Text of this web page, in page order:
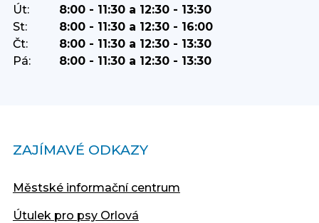
Út:
8:00 - 11:30 a 12:30 - 13:30
St:
8:00 - 11:30 a 12:30 - 16:00
Čt:
8:00 - 11:30 a 12:30 - 13:30
Pá:
8:00 - 11:30 a 12:30 - 13:30
ZAJÍMAVÉ ODKAZY
Městské informační centrum
Útulek pro psy Orlová